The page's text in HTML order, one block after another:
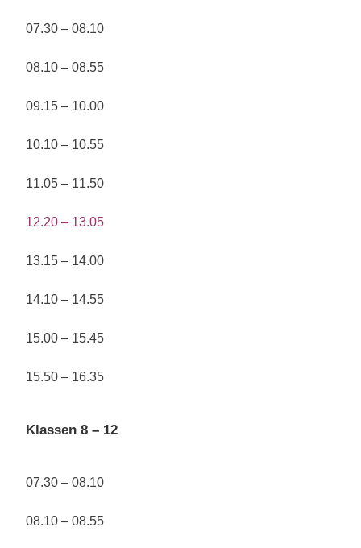
07.30 – 08.10
08.10 – 08.55
09.15 – 10.00
10.10 – 10.55
11.05 – 11.50
12.20 – 13.05
13.15 – 14.00
14.10 – 14.55
15.00 – 15.45
15.50 – 16.35
Klassen 8 – 12
07.30 – 08.10
08.10 – 08.55